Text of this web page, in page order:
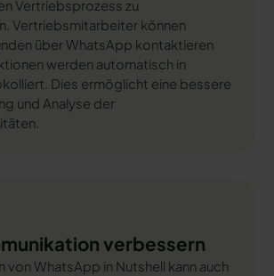
Vertriebsprozess zu
Vertriebsmitarbeiter können
über WhatsApp kontaktieren
werden automatisch in
Dies ermöglicht eine bessere
und Analyse der
verbessern
von WhatsApp in Nutshell kann auch